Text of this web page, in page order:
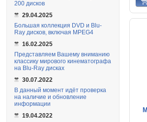
200 дисков
29.04.2025
Большая коллекция DVD и Blu-
Ray дисков, включая MPEG4
16.02.2025
Представляем Вашему вниманию
классику мирового кинематографа
на Blu-Ray дисках
30.07.2022
В данный момент идёт проверка
на наличие и обновление
информации
19.04.2022